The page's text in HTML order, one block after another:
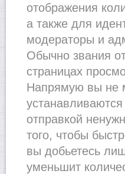
отображения
а также для
модераторы и
Обычно звания
страницах
Напрямую вы не
отправкой
того, чтобы
вы добьетесь
уменьшит